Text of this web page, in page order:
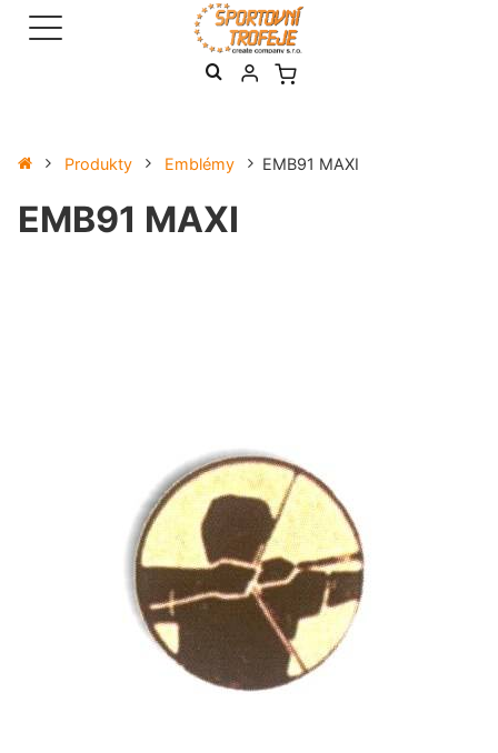
Produkty Emblémy EMB91 MAXI
EMB91 MAXI